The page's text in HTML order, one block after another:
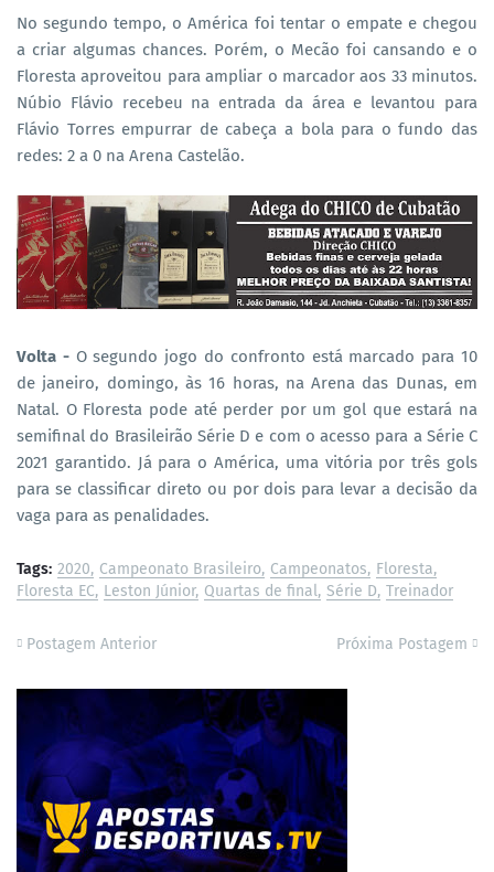
No segundo tempo, o América foi tentar o empate e chegou
a criar algumas chances. Porém, o Mecão foi cansando e o
Floresta aproveitou para ampliar o marcador aos 33 minutos.
Núbio Flávio recebeu na entrada da área e levantou para
Flávio Torres empurrar de cabeça a bola para o fundo das
redes: 2 a 0 na Arena Castelão.
Volta -O segundo jogo do confronto está marcado para 10
de janeiro, domingo, às 16 horas, na Arena das Dunas, em
Natal. O Floresta pode até perder por um gol que estará na
semifinal do Brasileirão Série D e com o acesso para a Série C
2021 garantido. Já para o América, uma vitória por três gols
para se classificar direto ou por dois para levar a decisão da
vaga para as penalidades.
Tags: 2020 Campeonato Brasileiro Campeonatos Floresta
Floresta EC Leston Júnior Quartas de final Série D Treinador
Postagem Anterior Próxima Postagem